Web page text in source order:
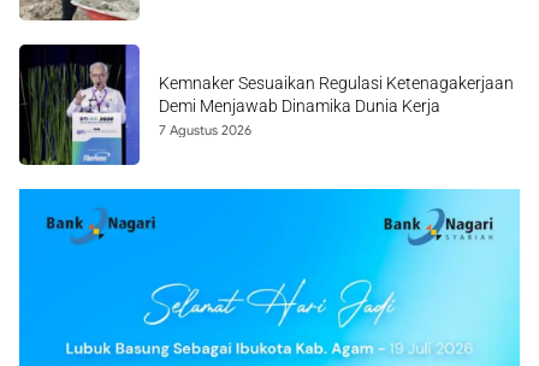
Kemnaker Sesuaikan Regulasi Ketenagakerjaan
Demi Menjawab Dinamika Dunia Kerja
7 Agustus 2026